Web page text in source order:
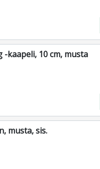
kaapeli, 10 cm, musta
musta, sis.